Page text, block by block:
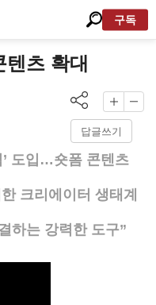
구독
텐츠 확대
답글쓰기
’ 도입…숏폼 콘텐츠
한 크리에이터 생태계
하는 강력한 도구”